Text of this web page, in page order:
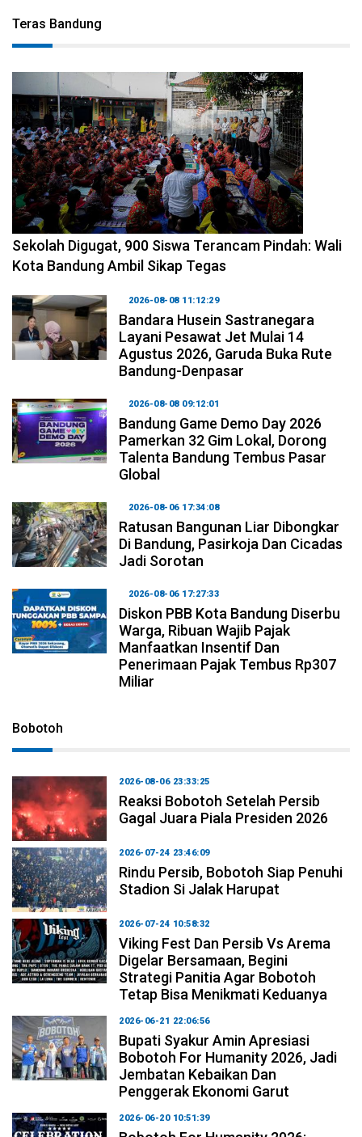
Teras Bandung
2026-08-08 14:10:48
Sekolah Digugat, 900 Siswa Terancam Pindah: Wali
Kota Bandung Ambil Sikap Tegas
2026-08-08 11:12:29
Bandara Husein Sastranegara
Layani Pesawat Jet Mulai 14
Agustus 2026, Garuda Buka Rute
Bandung-Denpasar
2026-08-08 09:12:01
Bandung Game Demo Day 2026
Pamerkan 32 Gim Lokal, Dorong
Talenta Bandung Tembus Pasar
Global
2026-08-06 17:34:08
Ratusan Bangunan Liar Dibongkar
Di Bandung, Pasirkoja Dan Cicadas
Jadi Sorotan
2026-08-06 17:27:33
Diskon PBB Kota Bandung Diserbu
Warga, Ribuan Wajib Pajak
Manfaatkan Insentif Dan
Penerimaan Pajak Tembus Rp307
Miliar
Bobotoh
2026-08-06 23:33:25
Reaksi Bobotoh Setelah Persib
Gagal Juara Piala Presiden 2026
2026-07-24 23:46:09
Rindu Persib, Bobotoh Siap Penuhi
Stadion Si Jalak Harupat
2026-07-24 10:58:32
Viking Fest Dan Persib Vs Arema
Digelar Bersamaan, Begini
Strategi Panitia Agar Bobotoh
Tetap Bisa Menikmati Keduanya
2026-06-21 22:06:56
Bupati Syakur Amin Apresiasi
Bobotoh For Humanity 2026, Jadi
Jembatan Kebaikan Dan
Penggerak Ekonomi Garut
2026-06-20 10:51:39